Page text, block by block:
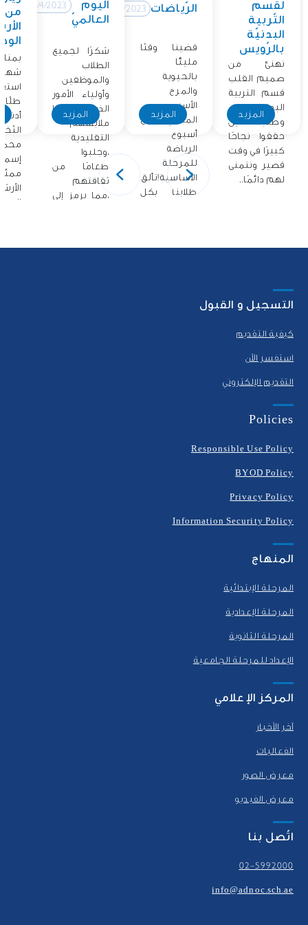
لقسم
التّربية
البدنيّة
بالرّويس
نهنئ من
صميم القلب
قسم التربية
البدنية
وطلابنا الذين
حققوا نجاحًا
كبيرًا في وقت
قصير ونتمنى
لهم دائمًا..
المزيد
الرّياضات 12/4/2023
قضينا وقتًا
مليئًا
بالحيوية
والمرح
الأسبوع
الماضي مع
أسبوع
الرياضة
للمرحلة
الأساسية!تألق
طلابنا بكل
المزيد
اليوم
العالميّ
12/4/2023
شكرًا لجميع
الطلاب
والموظفين
وأولياء الأمور
الذين ارتدوا
ملابسهم
التقليدية
،وجلبوا
طعامًا من
ثقافتهم
،مما يرمز إلى
المزيد
من
شهر
التسجيل و القبول
كيفية التقديم
استفسر الآن
التقديم الإلكتروني
Policies
Responsible Use Policy
BYOD Policy
Privacy Policy
Information Security Policy
المنهاج
المرحلة الإبتدائية
المرحلة الإعدادية
المرحلة الثانوية
الإعداد للمرحلة الجامعية
المركز الإعلامي
آخر الأخبار
الفعاليات
معرض الصور
معرض الفيديو
اتّصل بنا
02-5992000
info@adnoc.sch.ae